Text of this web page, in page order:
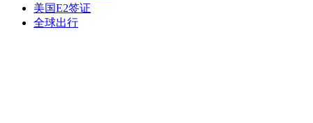
美国E2签证
全球出行